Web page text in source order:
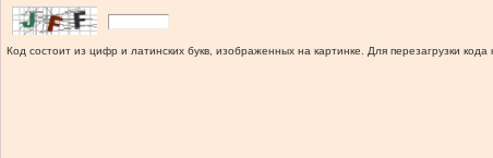
Код состоит из цифр и латинских букв, изображенных на картинке. Для перезагрузки кода